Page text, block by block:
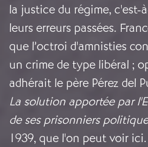
la justice du régime, c'est-
leurs erreurs passées.
que l’octroi d'amnisties
un crime de type libéral ;
adhérait le père Pérez del
La solution apportée par
de ses prisonniers
1939, que l'on peut voir ici.